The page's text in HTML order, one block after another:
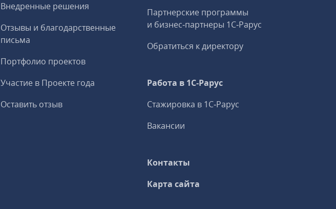
Внедренные решения
Отзывы и благодарственные
письма
Портфолио проектов
Участие в Проекте года
Оставить отзыв
Партнерские программы
и бизнес‑партнеры 1С‑Рарус
Обратиться к директору
Работа в 1С‑Рарус
Стажировка в 1С‑Рарус
Вакансии
Контакты
Карта сайта